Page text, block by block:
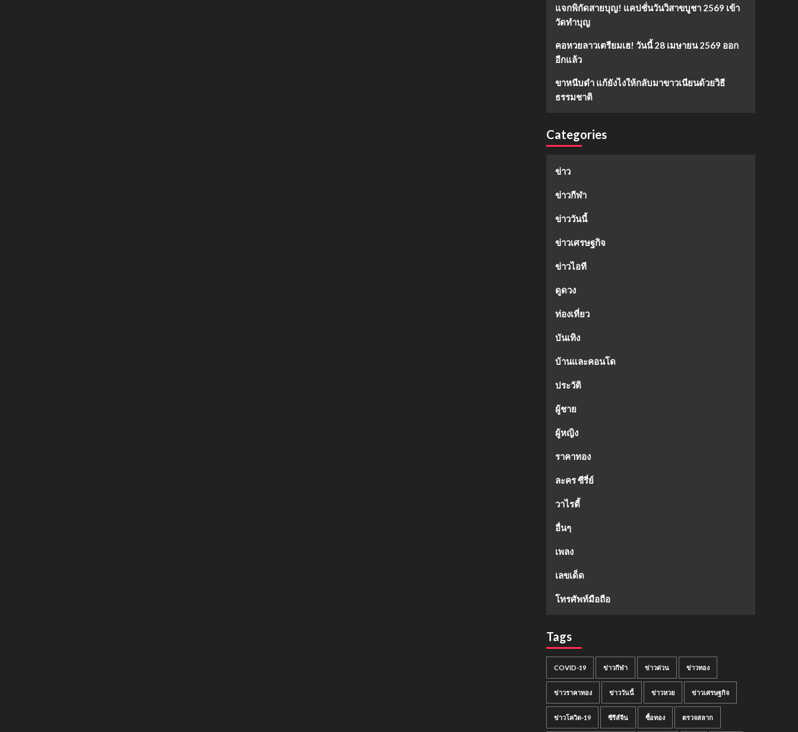
แจกพิกัดสายบุญ! แคปชั่นวันวิสาขบูชา 2569 เข้า
วัดทำบุญ
คอหวยลาวเตรียมเฮ! วันนี้ 28 เมษายน 2569 ออก
อีกแล้ว
ขาหนีบดำ แก้ยังไงให้กลับมาขาวเนียนด้วยวิธี
ธรรมชาติ
Categories
ข่าว
ข่าวกีฬา
ข่าววันนี้
ข่าวเศรษฐกิจ
ข่าวไอที
ดูดวง
ท่องเที่ยว
บันเทิง
บ้านและคอนโด
ประวัติ
ผู้ชาย
ผู้หญิง
ราคาทอง
ละคร ซีรี่ย์
วาไรตี้
อื่นๆ
เพลง
เลขเด็ด
โทรศัพท์มือถือ
Tags
COVID-19 ข่าวกีฬา ข่าวด่วน ข่าวทอง
ข่าวราคาทอง ข่าววันนี้ ข่าวหวย ข่าวเศรษฐกิจ
ข่าวโควิด-19 ซีรีส์จีน ซื้อทอง ตรวจสลาก